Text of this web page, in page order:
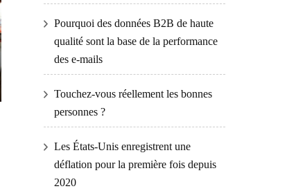
Pourquoi des données B2B de haute
qualité sont la base de la performance
des e-mails
Touchez-vous réellement les bonnes
personnes ?
Les États-Unis enregistrent une
déflation pour la première fois depuis
2020